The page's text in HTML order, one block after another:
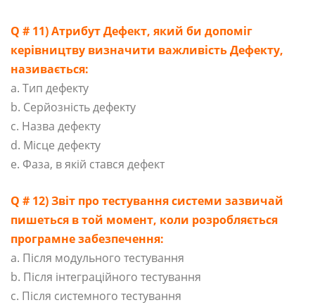
Q # 11) Атрибут Дефект, який би допоміг
керівництву визначити важливість Дефекту,
називається:
a. Тип дефекту
b. Серйозність дефекту
c. Назва дефекту
d. Місце дефекту
e. Фаза, в якій стався дефект
Q # 12) Звіт про тестування системи зазвичай
пишеться в той момент, коли розробляється
програмне забезпечення:
a. Після модульного тестування
b. Після інтеграційного тестування
c. Після системного тестування